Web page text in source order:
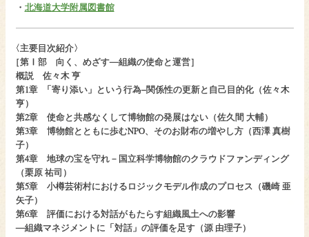
・ 北海道大学附属図書館
〈主要目次紹介〉
［第Ⅰ部 向く、めざす―組織の使命と運営］
概説 佐々木 亨
第1章
「寄り添い」という行為−関係性の更新と自己目的化（佐々木
亨）
第2章 使命と共感なくして博物館の発展はない（佐久間 大輔）
第3章 博物館とともに歩むNPO、そのお財布の増やし方（西澤 真樹
子）
第4章 地球の宝を守れ－国立科学博物館のクラウドファンディング
（栗原 祐司）
第5章 小樽芸術村におけるロジックモデル作成のプロセス（磯崎 亜
矢子）
第6章 評価における対話がもたらす組織風土への影響
―組織マネジメントに「対話」の評価を足す（源 由理子）